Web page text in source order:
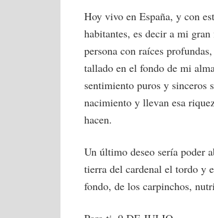
Hoy vivo en España, y con
habitantes, es decir a mi
persona con raíces
tallado en el fondo de mi
sentimiento puros y sinceros
nacimiento y llevan esa
hacen.
Un último deseo sería poder
tierra del cardenal el tordo y
fondo, de los carpinchos,